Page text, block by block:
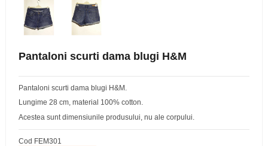
Pantaloni scurti dama blugi H&M
Pantaloni scurti dama blugi H&M.
Lungime 28 cm, material 100% cotton.
Acestea sunt dimensiunile produsului, nu ale corpului.
Cod FEM301